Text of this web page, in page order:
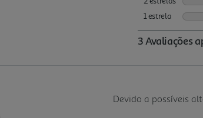
Devido a possíveis